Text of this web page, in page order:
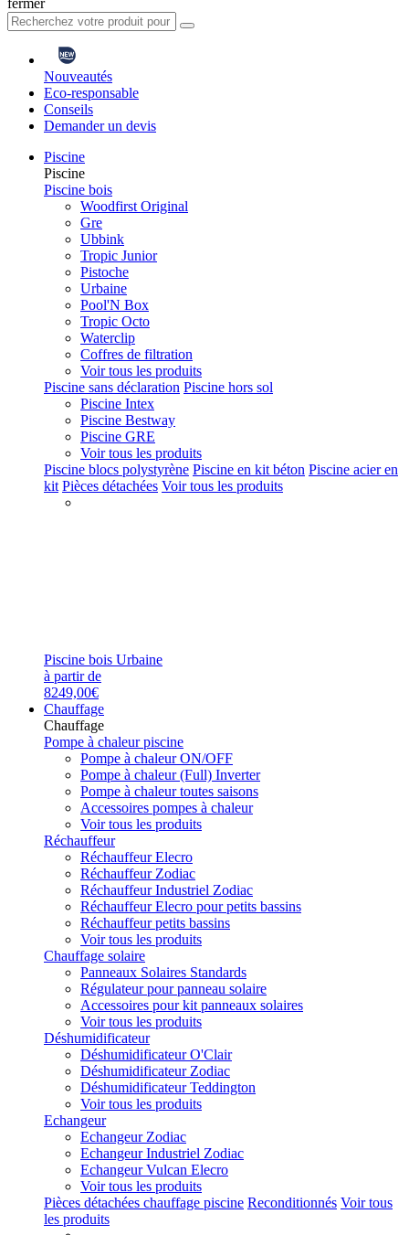
fermer
Nouveautés
Eco-responsable
Conseils
Demander un devis
Piscine
Piscine
Piscine bois
Woodfirst Original
Gre
Ubbink
Tropic Junior
Pistoche
Urbaine
Pool'N Box
Tropic Octo
Waterclip
Coffres de filtration
Voir tous les produits
Piscine sans déclaration Piscine hors sol
Piscine Intex
Piscine Bestway
Piscine GRE
Voir tous les produits
Piscine blocs polystyrène Piscine en kit béton Piscine acier en
kit Pièces détachées Voir tous les produits
Piscine bois Urbaine
à partir de
8249,00€
Chauffage
Chauffage
Pompe à chaleur piscine
Pompe à chaleur ON/OFF
Pompe à chaleur (Full) Inverter
Pompe à chaleur toutes saisons
Accessoires pompes à chaleur
Voir tous les produits
Réchauffeur
Réchauffeur Elecro
Réchauffeur Zodiac
Réchauffeur Industriel Zodiac
Réchauffeur Elecro pour petits bassins
Réchauffeur petits bassins
Voir tous les produits
Chauffage solaire
Panneaux Solaires Standards
Régulateur pour panneau solaire
Accessoires pour kit panneaux solaires
Voir tous les produits
Déshumidificateur
Déshumidificateur O'Clair
Déshumidificateur Zodiac
Déshumidificateur Teddington
Voir tous les produits
Echangeur
Echangeur Zodiac
Echangeur Industriel Zodiac
Echangeur Vulcan Elecro
Voir tous les produits
Pièces détachées chauffage piscine Reconditionnés Voir tous
les produits